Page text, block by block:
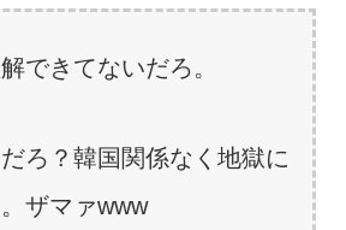
できてないだろ。
ろ？韓国関係なく地獄に
ザマァwww